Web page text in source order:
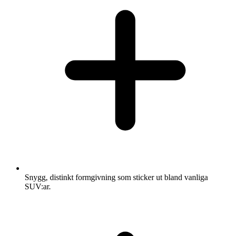
Snygg, distinkt formgivning som sticker ut bland vanliga
SUV:ar.